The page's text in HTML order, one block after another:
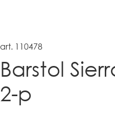
art. 110478
Barstol
2-p